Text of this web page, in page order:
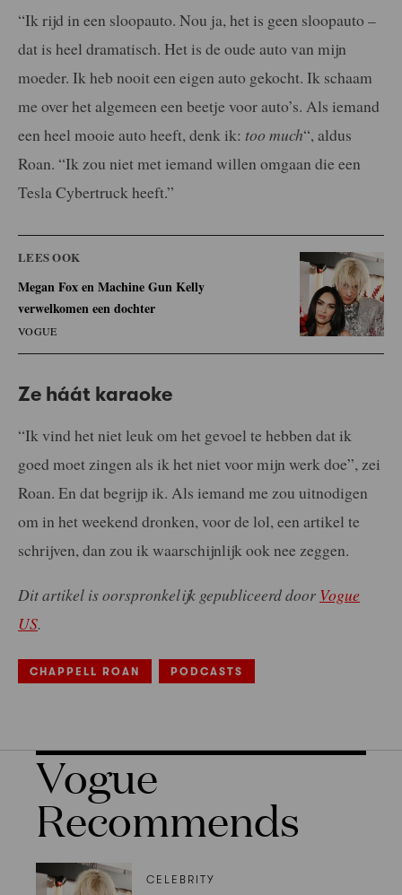
“Ik rijd in een sloopauto. Nou ja, het is geen sloopauto –
dat is heel dramatisch. Het is de oude auto van mijn
moeder. Ik heb nooit een eigen auto gekocht. Ik schaam
me over het algemeen een beetje voor auto’s. Als iemand
een heel mooie auto heeft, denk ik: too much“, aldus
Roan. “Ik zou niet met iemand willen omgaan die een
Tesla Cybertruck heeft.”
LEES OOK
Megan Fox en Machine Gun Kelly
verwelkomen een dochter
VOGUE
Ze háát karaoke
“Ik vind het niet leuk om het gevoel te hebben dat ik
goed moet zingen als ik het niet voor mijn werk doe”, zei
Roan. En dat begrijp ik. Als iemand me zou uitnodigen
om in het weekend dronken, voor de lol, een artikel te
schrijven, dan zou ik waarschijnlijk ook nee zeggen.
Dit artikel is oorspronkelijk gepubliceerd door Vogue
US.
CHAPPELL ROAN PODCASTS
Vogue
Recommends
CELEBRITY